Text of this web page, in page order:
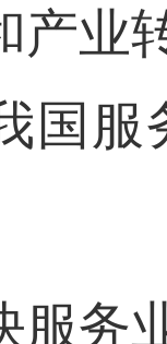
产业
国服
服务